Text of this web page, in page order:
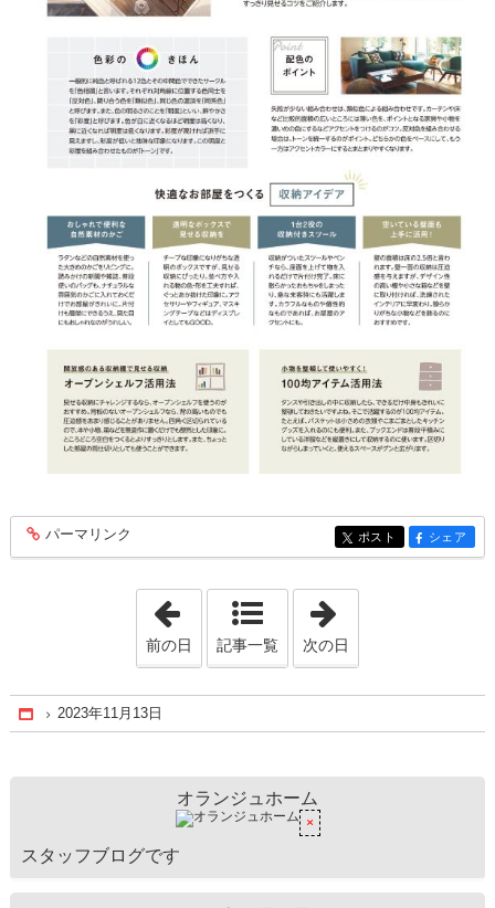
entry147
パーマリンク entry147
ポスト entry147
シェア
「2023年10月 6日」
前の日 記事一覧 次の日
Home
2023年11月13日
オランジュホーム
スタッフブログです